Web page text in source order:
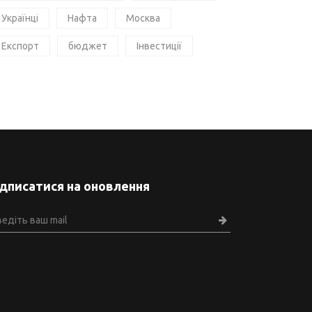
Українці Нафта Москва
Експорт бюджет Інвестиції
на оновлення